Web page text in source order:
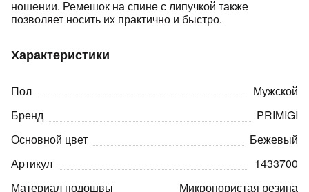
ношении. Ремешок на спине с липучкой также
позволяет носить их практично и быстро.
Характеристики
Пол
Мужской
Бренд
PRIMIGI
Основной цвет
Бежевый
Артикул
1433700
Материал подошвы
Микропористая резина